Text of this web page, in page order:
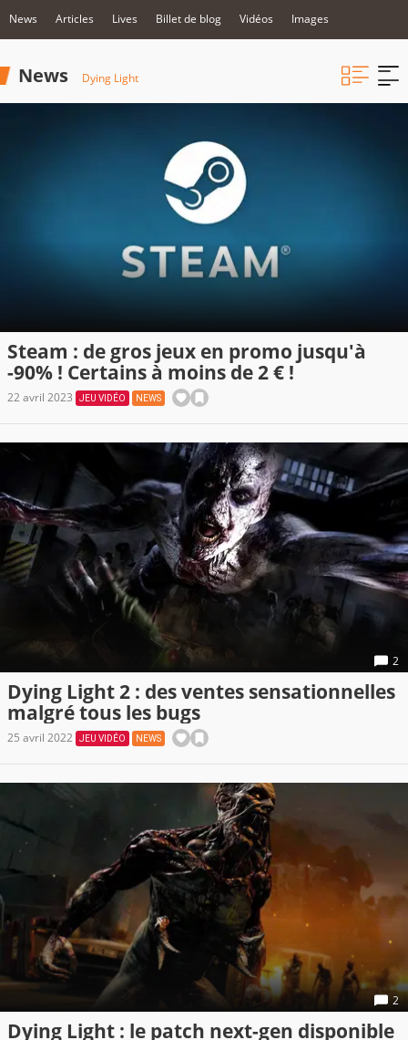
News Articles Lives Billet de blog Vidéos Images
News Dying Light
Steam : de gros jeux en promo jusqu'à
-90% ! Certains à moins de 2 € !
22 avril 2023 JEU VIDÉO NEWS
2
Dying Light 2 : des ventes sensationnelles
malgré tous les bugs
25 avril 2022 JEU VIDÉO NEWS
2
Dying Light : le patch next-gen disponible